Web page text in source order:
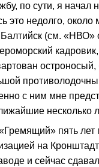
по сути, я начал
это недолго, около
(см. «НВО»
остроносый,
с ним мне
несколько
пять лет
на
и сейчас